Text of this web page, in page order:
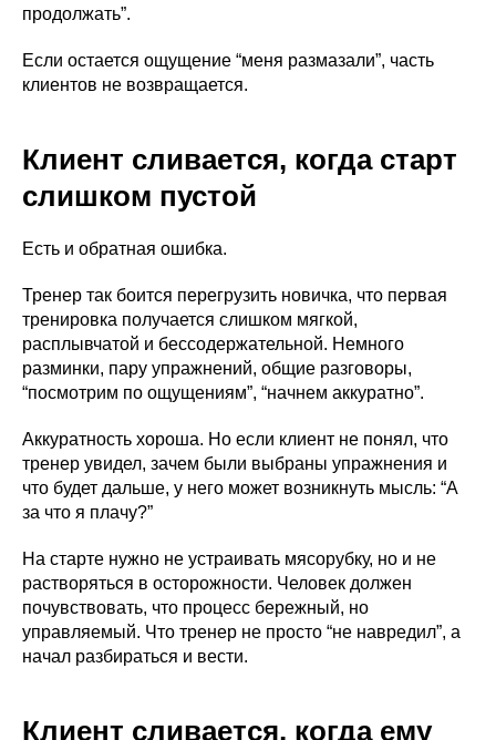
продолжать”.
Если остается ощущение “меня размазали”, часть
клиентов не возвращается.
Клиент сливается, когда старт
слишком пустой
Есть и обратная ошибка.
Тренер так боится перегрузить новичка, что первая
тренировка получается слишком мягкой,
расплывчатой и бессодержательной. Немного
разминки, пару упражнений, общие разговоры,
“посмотрим по ощущениям”, “начнем аккуратно”.
Аккуратность хороша. Но если клиент не понял, что
тренер увидел, зачем были выбраны упражнения и
что будет дальше, у него может возникнуть мысль: “А
за что я плачу?”
На старте нужно не устраивать мясорубку, но и не
растворяться в осторожности. Человек должен
почувствовать, что процесс бережный, но
управляемый. Что тренер не просто “не навредил”, а
начал разбираться и вести.
Клиент сливается, когда ему